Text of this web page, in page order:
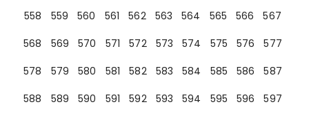
558
559 560 561 562 563 564 565 566
567
568
569 570 571 572 573 574 575 576
577
578
579 580 581 582 583 584 585 586
587
588
589 590 591 592 593 594 595 596
597